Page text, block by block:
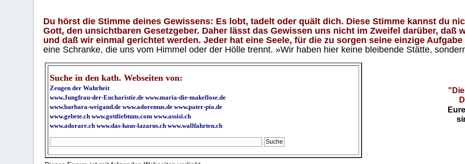
Du hörst die Stimme deines Gewissens: Es lobt, tadelt oder quält dich. Diese Stimme kannst du
Gott, den unsichtbaren Gesetzgeber. Daher lässt das Gewissen uns nicht im Zweifel darüber, daß
und daß wir einmal gerichtet werden. Jeder hat eine Seele, für die zu sorgen seine einzige
eine Schranke, die uns vom Himmel oder der Hölle trennt. »Wir haben hier keine bleibende Stätte,
Suche in den kath. Webseiten von:
Zeugen der Wahrheit
www.Jungfrau-der-Eucharistie.de www.maria-die-makellose.de
www.barbara-weigand.de www.adoremus.de www.pater-pio.de
www.gebete.ch www.gottliebtuns.com www.assisi.ch
www.adorare.ch www.das-haus-lazarus.ch www.wallfahrten.ch